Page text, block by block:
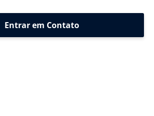
Entrar em Contato